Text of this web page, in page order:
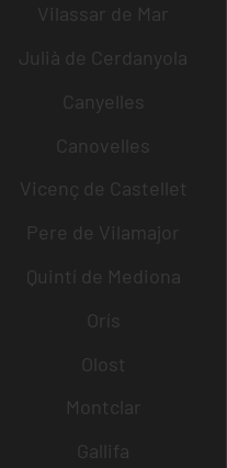
Vilassar de Mar
Julià de Cerdanyola
Canyelles
Canovelles
Vicenç de Castellet
Pere de Vilamajor
Quintí de Mediona
Orís
Olost
Montclar
Gallifa